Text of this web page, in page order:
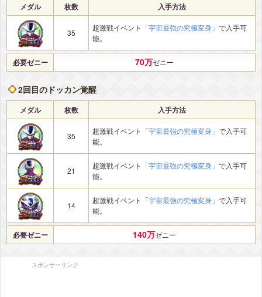
メダル 枚数 入手方法
35
超激戦イベント「宇宙最強の究極変身」 で入手可
能。
必要ゼニー 70万ゼニー
2回目のドッカン覚醒
メダル 枚数 入手方法
35
超激戦イベント「宇宙最強の究極変身」 で入手可
能。
21
超激戦イベント「宇宙最強の究極変身」 で入手可
能。
14
超激戦イベント「宇宙最強の究極変身」 で入手可
能。
必要ゼニー 140万ゼニー
スポンサーリンク